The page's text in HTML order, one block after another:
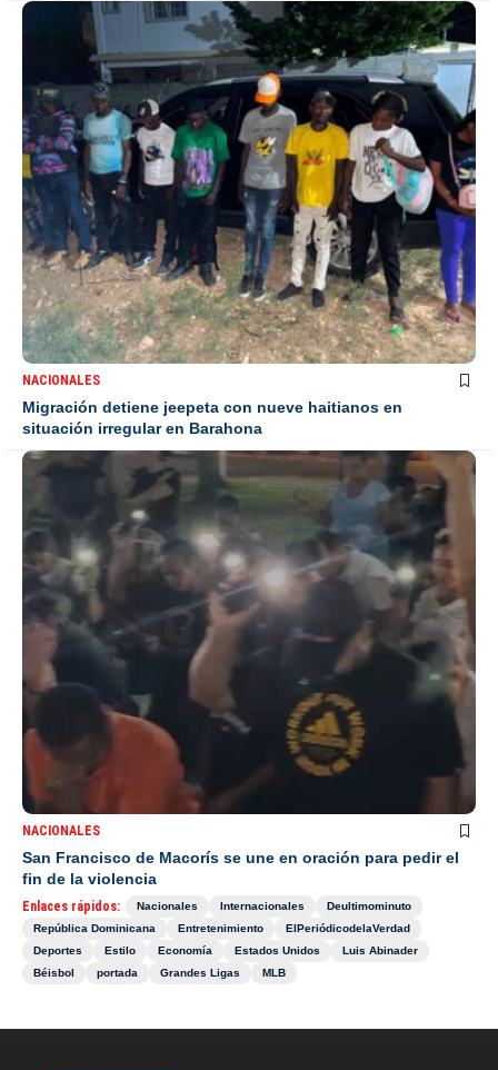
NACIONALES
Migración detiene jeepeta con nueve haitianos en
situación irregular en Barahona
NACIONALES
San Francisco de Macorís se une en oración para pedir el
fin de la violencia
Enlaces rápidos: Nacionales Internacionales
Deultimominuto
República Dominicana
Entretenimiento
ElPeriódicodelaVerdad
Deportes
Estilo Economía Estados Unidos
Luis Abinader
Béisbol
portada Grandes Ligas MLB